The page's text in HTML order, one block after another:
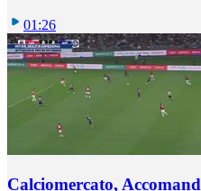
01:26
Calciomercato,